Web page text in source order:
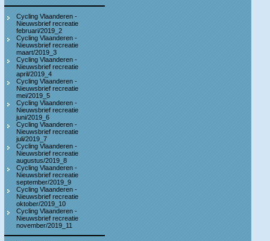
Cycling Vlaanderen -
Nieuwsbrief recreatie
februari/2019_2
Cycling Vlaanderen -
Nieuwsbrief recreatie
maart/2019_3
Cycling Vlaanderen -
Nieuwsbrief recreatie
april/2019_4
Cycling Vlaanderen -
Nieuwsbrief recreatie
mei/2019_5
Cycling Vlaanderen -
Nieuwsbrief recreatie
juni/2019_6
Cycling Vlaanderen -
Nieuwsbrief recreatie
juli/2019_7
Cycling Vlaanderen -
Nieuwsbrief recreatie
augustus/2019_8
Cycling Vlaanderen -
Nieuwsbrief recreatie
september/2019_9
Cycling Vlaanderen -
Nieuwsbrief recreatie
oktober/2019_10
Cycling Vlaanderen -
Nieuwsbrief recreatie
november/2019_11